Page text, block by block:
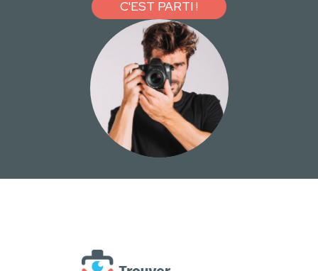
C'EST PARTI !